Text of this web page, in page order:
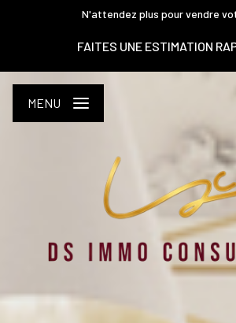
N'attendez plus pour vendre
FAITES UNE ESTIMATION
MENU